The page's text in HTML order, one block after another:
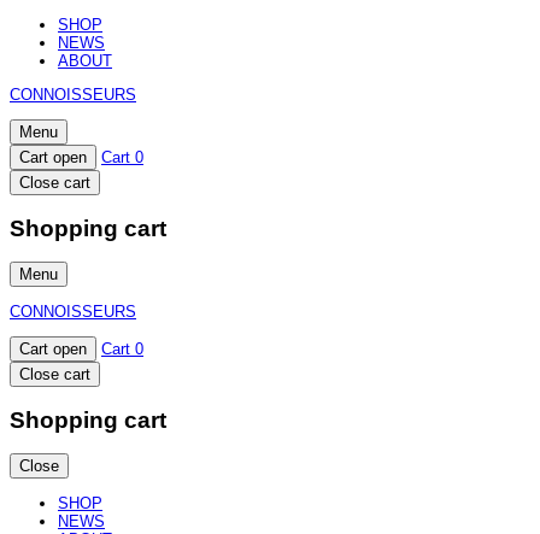
SHOP
NEWS
ABOUT
CONNOISSEURS
Menu
Cart open
Cart 0
Close cart
Shopping cart
Menu
CONNOISSEURS
Cart open Cart 0
Close cart
Shopping cart
Close
SHOP
NEWS